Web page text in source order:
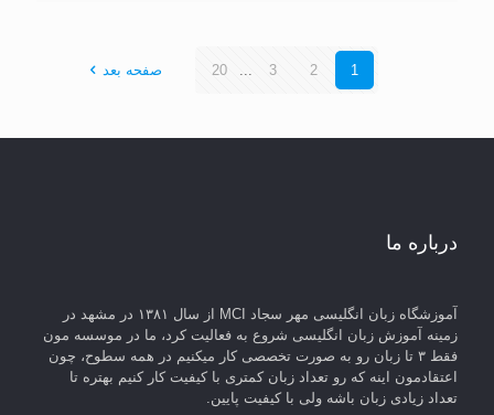
1
2
3
20 صفحه بعد
درباره ما
آموزشگاه زبان انگلیسی مهر سجاد MCI از سال ۱۳۸۱ در مشهد در
زمینه آموزش زبان انگلیسی شروع به فعالیت کرد، ما در موسسه مون
فقط ۳ تا زبان رو به صورت تخصصی کار میکنیم در همه سطوح، چون
اعتقادمون اینه که رو تعداد زبان کمتری با کیفیت کار کنیم بهتره تا
تعداد زیادی زبان باشه ولی با کیفیت پایین.